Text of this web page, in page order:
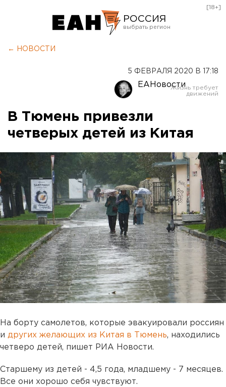
РОССИЯ
Оренбург
[18+]
← НОВОСТИ
5 ФЕВРАЛЯ 2020 В 17:18
ЕАНовости
В Тюмень привезли
четверых детей из Китая
На борту самолетов, которые эвакуировали россиян
и других желающих из Китая в Тюмень, находились
четверо детей, пишет РИА Новости.
Старшему из детей - 4,5 года, младшему - 7 месяцев.
Все они хорошо себя чувствуют.